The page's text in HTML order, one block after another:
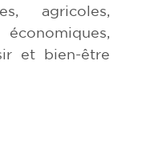
agricoles,
et bien-être